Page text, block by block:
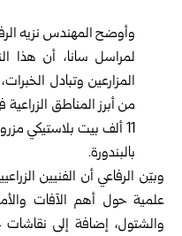
وأوضح المهندس نزيه
لمراسل سانا، أن هذا
المزارعين وتبادل
من أبرز المناطق
بالبندورة.
وبيّن الرفاعي أن الفنيين
علمية حول أهم الآفات
والشتول، إضافة إلى نقاشات